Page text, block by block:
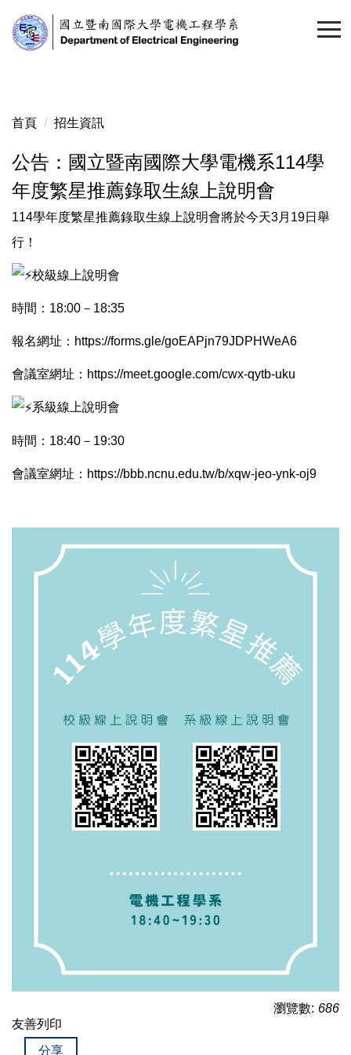
到
主
區
首頁 招生資訊
公告：國立暨南國際大學電機系114學
年度繁星推薦錄取生線上說明會
114學年度繁星推薦錄取生線上說明會將於今天3月19日舉
行！
校級線上說明會
時間：18:00－18:35
報名網址： https://forms.gle/goEAPjn79JDPHWeA6
會議室網址： https://meet.google.com/cwx-qytb-uku
系級線上說明會
時間：18:40－19:30
會議室網址： https://bbb.ncnu.edu.tw/b/xqw-jeo-ynk-oj9
瀏覽數: 686
友善列印
分享